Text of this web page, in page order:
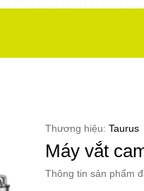
Thương hiệu: Taurus
Máy vắt
Thông tin sản phẩm